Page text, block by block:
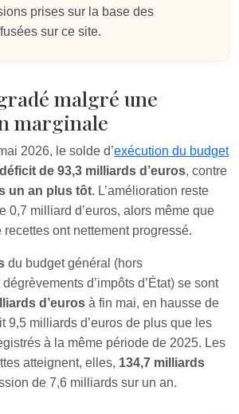
prises sur la base des
sur ce site.
malgré une
marginale
2026, le solde d’exécution du budget
déficit de 93,3 milliards d’euros, contre
un an plus tôt. L’amélioration reste
0,7 milliard d’euros, alors même que
ont nettement progressé.
du budget général (hors
d’impôts d’État) se sont
d’euros à fin mai, en hausse de
9,5 milliards d’euros de plus que les
à la même période de 2025. Les
atteignent, elles, 134,7 milliards
de 7,6 milliards sur un an.